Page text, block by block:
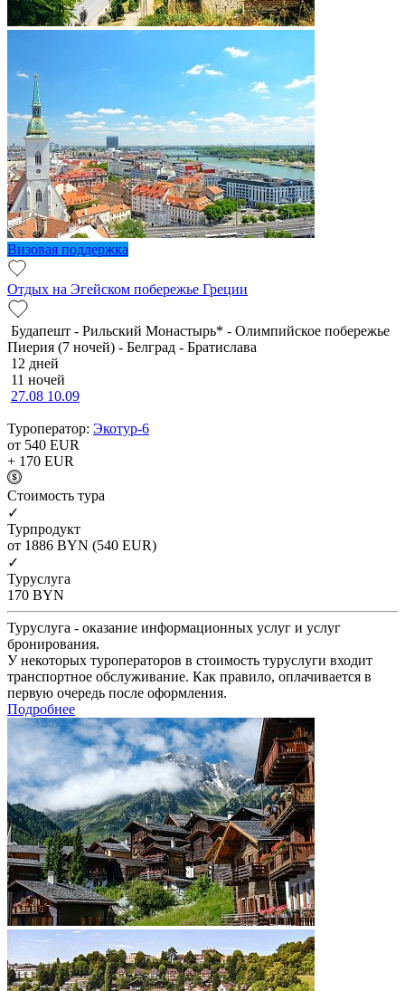
Визовая поддержка
Отдых на Эгейском побережье Греции
Будапешт - Рильский Монастырь* - Олимпийское побережье
Пиерия (7 ночей) - Белград - Братислава
12 дней
11 ночей
27.08 10.09
Туроператор: Экотур-6
от 540 EUR
+ 170 EUR
Cтоимость тура
✓
Турпродукт
от 1886 BYN (540 EUR)
✓
Туруслуга
170 BYN
Туруслуга - оказание информационных услуг и услуг
бронирования.
У некоторых туроператоров в стоимость туруслуги входит
транспортное обслуживание. Как правило, оплачивается в
первую очередь после оформления.
Подробнее